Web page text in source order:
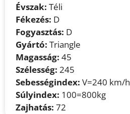
Évszak: Téli
Fékezés: D
Fogyasztás: D
Gyártó: Triangle
Magasság: 45
Szélesség: 245
Sebességindex: V=240 km/h
Súlyindex: 100=800kg
Zajhatás: 72